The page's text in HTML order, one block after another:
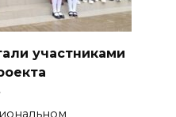
участниками